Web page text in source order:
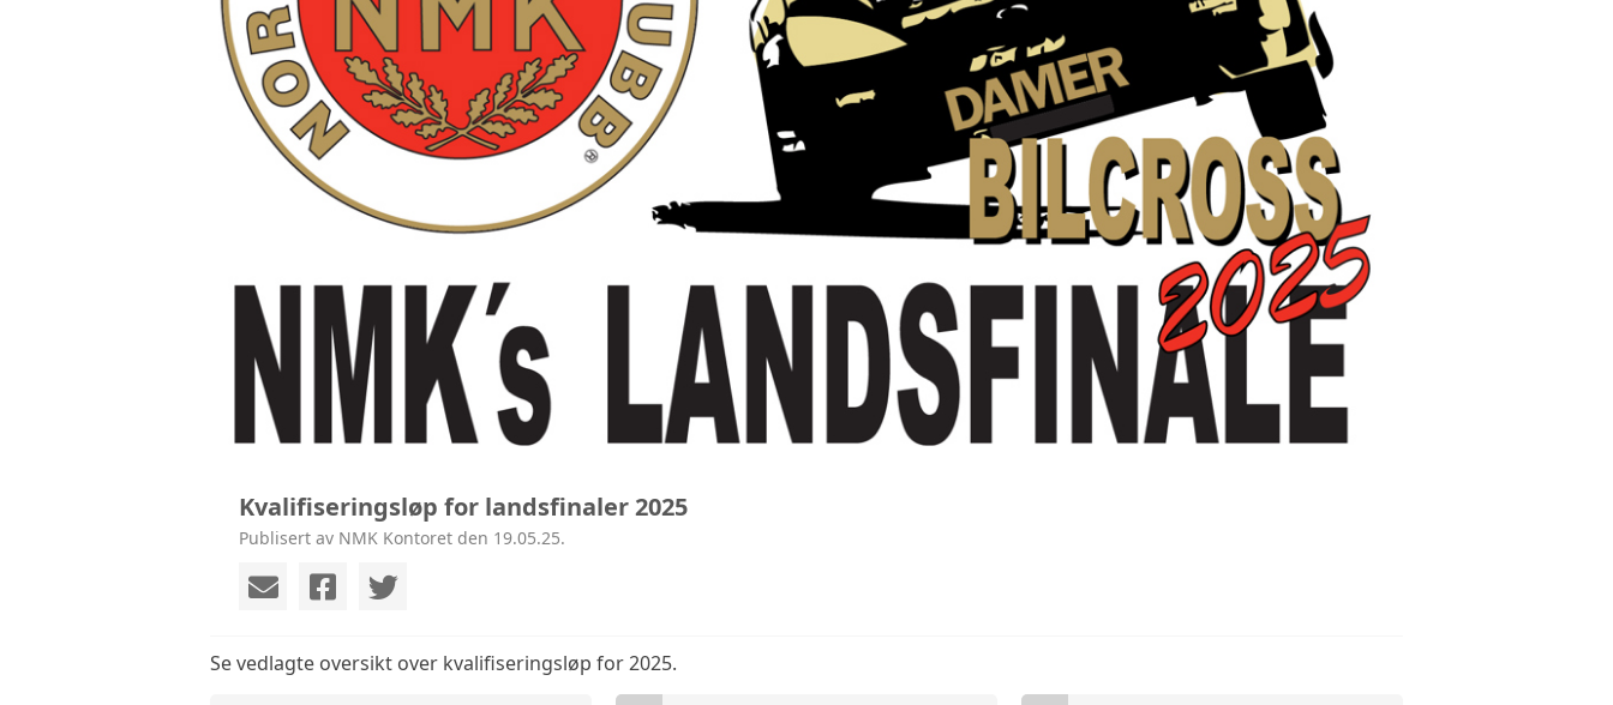
Kvalifiseringsløp for landsfinaler 2025
Publisert av NMK Kontoret den 19.05.25.
Se vedlagte oversikt over kvalifiseringsløp for 2025.